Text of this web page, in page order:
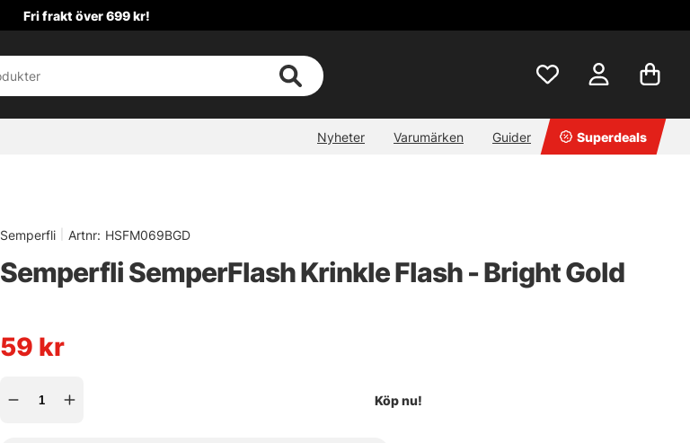
Fri frakt över 699 kr!
Nyheter Varumärken Guider Superdeals
Semperfli Artnr: HSFM069BGD
Semperfli SemperFlash Krinkle Flash - Bright Gold
59 kr
Köp nu!